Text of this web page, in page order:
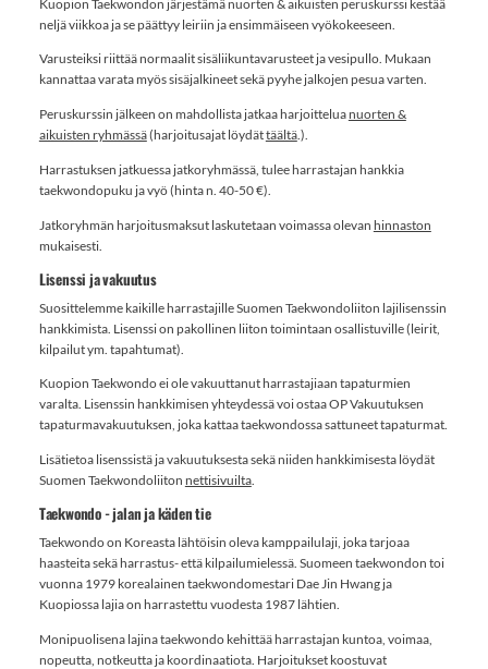
Kuopion Taekwondon järjestämä nuorten & aikuisten peruskurssi kestää
neljä viikkoa ja se päättyy leiriin ja ensimmäiseen vyökokeeseen.
Varusteiksi riittää normaalit sisäliikuntavarusteet ja vesipullo. Mukaan
kannattaa varata myös sisäjalkineet sekä pyyhe jalkojen pesua varten.
Peruskurssin jälkeen on mahdollista jatkaa harjoitteluanuorten &
aikuisten ryhmässä(harjoitusajat löydättäältä.).
Harrastuksen jatkuessa jatkoryhmässä, tulee harrastajan hankkia
taekwondopuku ja vyö (hinta n. 40-50 €).
Jatkoryhmän harjoitusmaksut laskutetaan voimassa olevan hinnaston
mukaisesti.
Lisenssi ja vakuutus
Suosittelemme kaikille harrastajille Suomen Taekwondoliiton lajilisenssin
hankkimista. Lisenssi on pakollinen liiton toimintaan osallistuville (leirit,
kilpailut ym. tapahtumat).
Kuopion Taekwondo ei ole vakuuttanut harrastajiaan tapaturmien
varalta. Lisenssin hankkimisen yhteydessä voi ostaa OP Vakuutuksen
tapaturmavakuutuksen, joka kattaa taekwondossa sattuneet tapaturmat.
Lisätietoa lisenssistä ja vakuutuksesta sekä niiden hankkimisesta löydät
Suomen Taekwondoliiton nettisivuilta.
Taekwondo - jalan ja käden tie
Taekwondo on Koreasta lähtöisin oleva kamppailulaji, joka tarjoaa
haasteita sekä harrastus- että kilpailumielessä. Suomeen taekwondon toi
vuonna 1979 korealainen taekwondomestari Dae Jin Hwang ja
Kuopiossa lajia on harrastettu vuodesta 1987 lähtien.
Monipuolisena lajina taekwondo kehittää harrastajan kuntoa, voimaa,
nopeutta, notkeutta ja koordinaatiota. Harjoitukset koostuvat